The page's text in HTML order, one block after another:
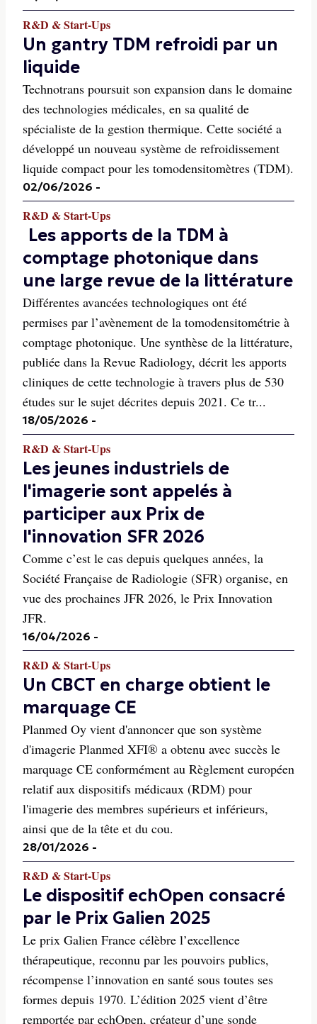
R&D & Start-Ups
Un gantry TDM refroidi par un
liquide
Technotrans poursuit son expansion dans le domaine
des technologies médicales, en sa qualité de
spécialiste de la gestion thermique. Cette société a
développé un nouveau système de refroidissement
liquide compact pour les tomodensitomètres (TDM).
02/06/2026 -
R&D & Start-Ups
Les apports de la TDM à
comptage photonique dans
une large revue de la littérature
Différentes avancées technologiques ont été
permises par l’avènement de la tomodensitométrie à
comptage photonique. Une synthèse de la littérature,
publiée dans la Revue Radiology, décrit les apports
cliniques de cette technologie à travers plus de 530
études sur le sujet décrites depuis 2021. Ce tr...
18/05/2026 -
R&D & Start-Ups
Les jeunes industriels de
l'imagerie sont appelés à
participer aux Prix de
l'innovation SFR 2026
Comme c’est le cas depuis quelques années, la
Société Française de Radiologie (SFR) organise, en
vue des prochaines JFR 2026, le Prix Innovation
JFR.
16/04/2026 -
R&D & Start-Ups
Un CBCT en charge obtient le
marquage CE
Planmed Oy vient d'annoncer que son système
d'imagerie Planmed XFI® a obtenu avec succès le
marquage CE conformément au Règlement européen
relatif aux dispositifs médicaux (RDM) pour
l'imagerie des membres supérieurs et inférieurs,
ainsi que de la tête et du cou.
28/01/2026 -
R&D & Start-Ups
Le dispositif echOpen consacré
par le Prix Galien 2025
Le prix Galien France célèbre l’excellence
thérapeutique, reconnu par les pouvoirs publics,
récompense l’innovation en santé sous toutes ses
formes depuis 1970. L’édition 2025 vient d’être
remportée par echOpen, créateur d’une sonde